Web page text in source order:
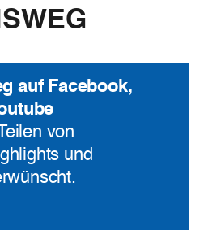
auf Facebook,
von
und